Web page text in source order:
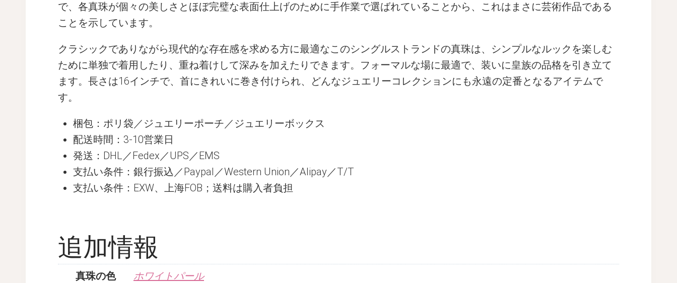
で、各真珠が個々の美しさとほぼ完璧な表面仕上げのために手作業で選ばれていることから、これはまさに芸術作品である
ことを示しています。
クラシックでありながら現代的な存在感を求める方に最適なこのシングルストランドの真珠は、シンプルなルックを楽しむ
ために単独で着用したり、重ね着けして深みを加えたりできます。フォーマルな場に最適で、装いに皇族の品格を引き立て
ます。長さは16インチで、首にきれいに巻き付けられ、どんなジュエリーコレクションにも永遠の定番となるアイテムで
す。
梱包：ポリ袋／ジュエリーポーチ／ジュエリーボックス
配送時間：3-10営業日
発送：DHL／Fedex／UPS／EMS
支払い条件：銀行振込／Paypal／Western Union／Alipay／T/T
支払い条件：EXW、上海FOB；送料は購入者負担
追加情報
真珠の色
ホワイトパール